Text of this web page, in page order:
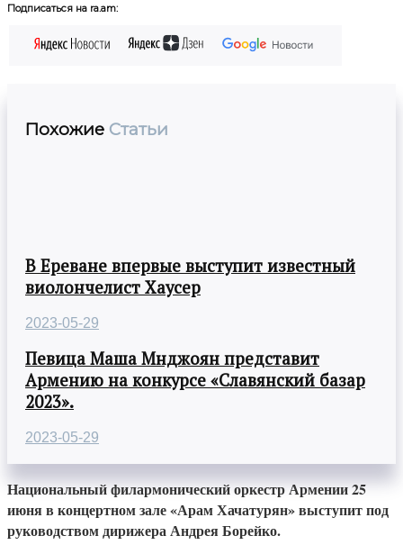
Подписаться на ra.am:
Похожие Статьи
В Ереване впервые выступит известный
виолончелист Хаусер
2023-05-29
Певица Маша Мнджоян представит
Армению на конкурсе «Славянский базар
2023».
2023-05-29
Национальный филармонический оркестр Армении 25
июня в концертном зале «Арам Хачатурян» выступит под
руководством дирижера Андрея Борейко.